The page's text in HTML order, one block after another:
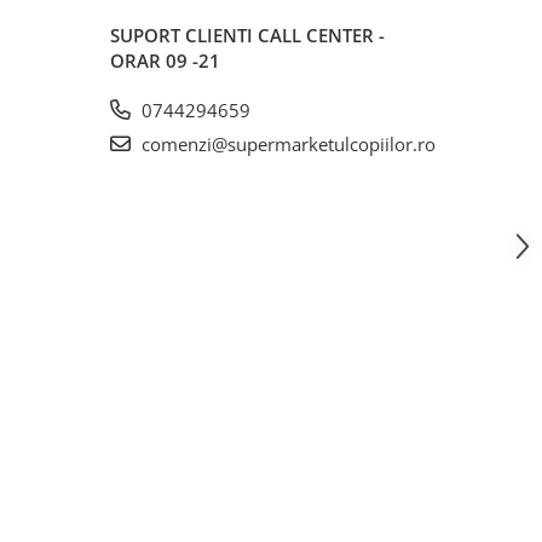
SUPORT CLIENTI CALL CENTER -
ORAR 09 -21
0744294659
comenzi@supermarketulcopiilor.ro